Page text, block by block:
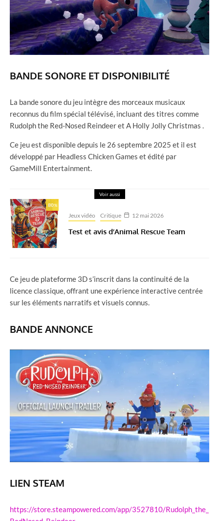
BANDE SONORE ET DISPONIBILITÉ
La bande sonore du jeu intègre des morceaux musicaux
reconnus du film spécial télévisé, incluant des titres comme
Rudolph the Red-Nosed Reindeer et A Holly Jolly Christmas .
Ce jeu est disponible depuis le 26 septembre 2025 et il est
développé par Headless Chicken Games et édité par
GameMill Entertainment.
Voir aussi
80%
Jeux vidéo Critique 12 mai 2026
Test et avis d’Animal Rescue Team
Ce jeu de plateforme 3D s’inscrit dans la continuité de la
licence classique, offrant une expérience interactive centrée
sur les éléments narratifs et visuels connus.
BANDE ANNONCE
LIEN STEAM
https://store.steampowered.com/app/3527810/Rudolph_the_